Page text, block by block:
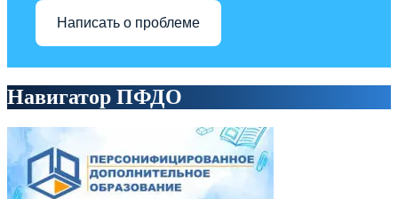
Написать о проблеме
Навигатор ПФДО